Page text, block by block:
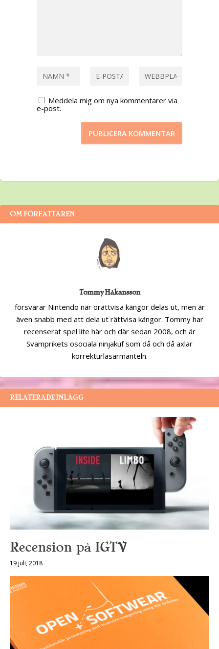
Meddela mig om nya kommentarer via
e-post.
OM FÖRFATTAREN
Tommy Håkansson
försvarar Nintendo när orättvisa kängor delas ut, men är
även snabb med att dela ut rättvisa kängor. Tommy har
recenserat spel lite här och där sedan 2008, och är
Svamprikets osociala ninjakuf som då och då axlar
korrekturläsarmanteln.
RELATERADE INLÄGG
Recension på IGTV
19 juli, 2018